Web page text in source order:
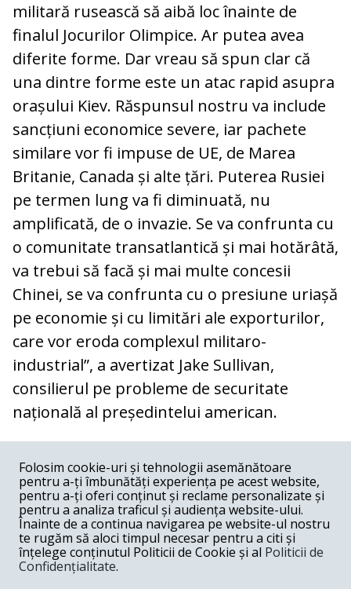
militară rusească să aibă loc înainte de
finalul Jocurilor Olimpice. Ar putea avea
diferite forme. Dar vreau să spun clar că
una dintre forme este un atac rapid asupra
orașului Kiev. Răspunsul nostru va include
sancțiuni economice severe, iar pachete
similare vor fi impuse de UE, de Marea
Britanie, Canada și alte țări. Puterea Rusiei
pe termen lung va fi diminuată, nu
amplificată, de o invazie. Se va confrunta cu
o comunitate transatlantică și mai hotărâtă,
va trebui să facă și mai multe concesii
Chinei, se va confrunta cu o presiune uriașă
pe economie și cu limitări ale exporturilor,
care vor eroda complexul militaro-
industrial”, a avertizat Jake Sullivan,
consilierul pe probleme de securitate
națională al președintelui american.
COMENTARII
Nume
Email
Folosim cookie-uri și tehnologii asemănătoare
pentru a-ți îmbunătăți experiența pe acest website,
pentru a-ți oferi conținut și reclame personalizate și
pentru a analiza traficul și audiența website-ului.
Înainte de a continua navigarea pe website-ul nostru
te rugăm să aloci timpul necesar pentru a citi și
înțelege conținutul Politicii de Cookie și al Politicii de
Confidențialitate.